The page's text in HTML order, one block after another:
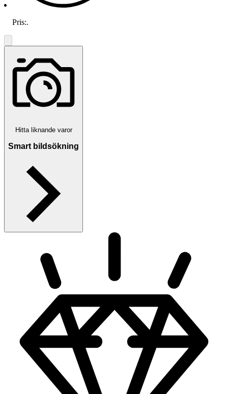
Pris:.
Hitta liknande varor
Smart bildsökning